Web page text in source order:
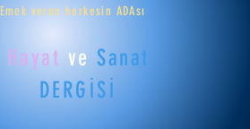
Hayat ve Sanat
DERGİSİ
Emek veren herkesin ADAsı